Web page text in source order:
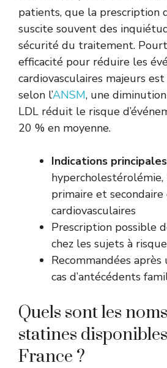
patients, que la prescription
suscite souvent des
sécurité du traitement.
efficacité pour réduire les
cardiovasculaires majeurs
selon l’ANSM, une
LDL réduit le risque
20 % en moyenne.
Indications principales
primaire et secondaire
cardiovasculaires
Prescription possible
chez les sujets à risque
Recommandées
cas d’antécédents
Quels sont les
statines
France ?